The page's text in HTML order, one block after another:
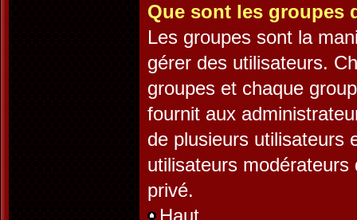
Que sont les groupes
Les groupes sont la
gérer des utilisateurs.
groupes et chaque
fournit aux
de plusieurs utilisateurs
utilisateurs modérateurs
privé.
Haut